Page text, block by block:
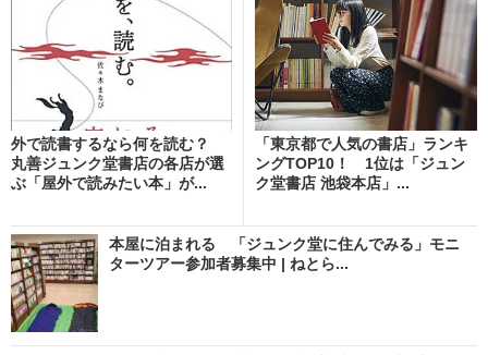
外で読書するなら何を読む？
丸善ジュンク堂書店の各店が選
ぶ「屋外で読みたい本」が...
「東京都で人気の書店」ランキ
ングTOP10！ 1位は「ジュン
ク堂書店 池袋本店」...
本屋に泊まれる 「ジュンク堂に住んでみる」モニ
ターツアー参加者募集中 | ねとら...